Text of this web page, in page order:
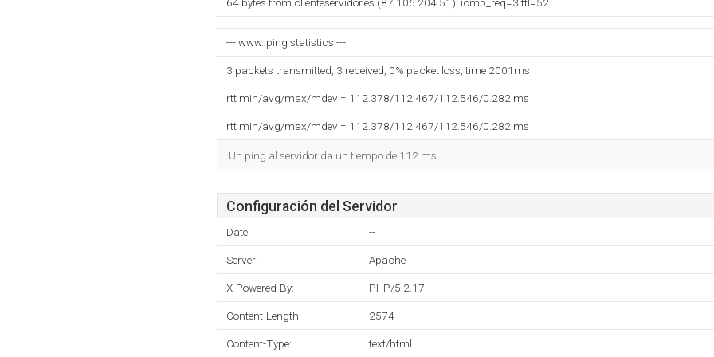
--- www. ping statistics ---
3 packets transmitted, 3 received, 0% packet loss, time 2001ms
rtt min/avg/max/mdev = 112.378/112.467/112.546/0.282 ms
rtt min/avg/max/mdev = 112.378/112.467/112.546/0.282 ms
Un ping al servidor da un tiempo de 112 ms.
Configuración del Servidor
Date: --
Server: Apache
X-Powered-By: PHP/5.2.17
Content-Length: 2574
Content-Type: text/html